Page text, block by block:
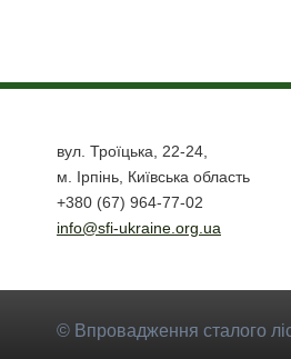
вул. Троїцька, 22-24,
м. Ірпінь, Київська область
+380 (67) 964-77-02
info@sfi-ukraine.org.ua
© Впровадження сталого